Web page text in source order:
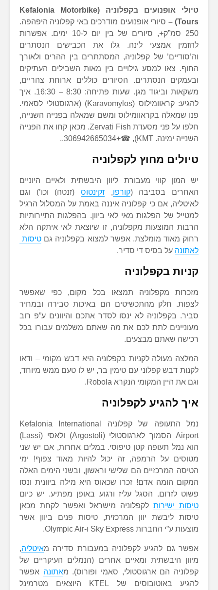
טיולי אופנועים בקפלוניה (Kefalonia Motorbike
Tours
) – סיורי אופנועים מודרכים באי קפלוניה היפהפה.
250 סמ”ק+, סיורים של בין יום ל-10 ימים. אפשרות
להזמין אמצעי לינה. גלו את הכבישים הנסתרים
וה’סודיים’ של קפלוניה, המסתתרים בין ההרים ולאורך
החוף. צאו למסע גילויים בין מאות השבילים העתיקים
ובעמקים הנסתרים. הסיורים כוללים ארוחת צהריים,
משקאות וביגוד מגן. שעות פתיחה: 8:30 – 16:30. איך
להגיע: קראוומילוס (Karavomylos) (ארגוסטולי לסאמי.
פנו שמאלה בקראוומילוס ומשם שמאלה בפנייה השנייה,
חלפו על פני מסעדת Zervati Fish. מכאן קחו את הפנייה
השנייה ימינה. KMT), ☎+306942665034..
טיולים מחוץ לקפלוניה
יש המון קווי מעבורת ליוון היבשתית ולאיים היוניים
האחרים בסביבה (קורפו, זקינטוס (זנטה) וכו’) וגם
לאיטליה, אם כי קפלוניה איננה באמת על המסלול הרגיל
למטייל של הפלגות מאי לאי ביוון. בהפלגות התיירותיות
הרבות המוצעות מקפלוניה, זו שיוצאת לאי איתקה הלא
רחוק מאוד מומלצת. אפשר למצוא בקפלוניה גם טיסות
לאתונה על בסיס די סדיר.
קניות בקפלוניה
מזכרות מקפלוניה תמצאו בכל מקום, כפי שאפשר
לצפות. חלק מהתכשיטים הם באיכות סבירה ובמחיר
סביר. בקפלוניה לא ינסו לסדר אתכם והיוונים ע”פ רוב
מעוניינים לתת לכם את מה שאתם משלמים עבורו בכל
רכישה שאתם מבצעים.
המלצה מעולה לקניות בקפלוניה היא דבש מקומי – ודאו
לקנות דבש קפלוני עם טימין בר, יש לו טעם ממש מיוחד,
וגם את היין המקומי הנקרא Robola.
איך להגיע לקפלוניה
נמל התעופה של קפלוניה Kefalonia International
Airport הסמוך לארגוסטולי (Argostoli) ולאסי (Lassi)
הוא נמל תעופה קטן טיפוסי. במלים אחרות, אם יש שני
מטוסים על הרמפה, זה יכול להיות מאוד צפוף! ימי
הטיסה המרכזיים הם שלישי וראשון, ובשני הימים האלה
המקום הומה אדם! זכרו שכאוס היא מילה ביוונית ונסו
פשוט לזרום. הסגל עליז ורגוע באופן מפתיע. יש כיום
טיסות ישירות לקפלוניה מישראל ואפשר לקחת מכאן
טיסות ליבשת יוון המרכזית, טיסות פנים ביוון אשר
מוצעות ע”י החברות Sky Express ו-Olympic Air.
אפשר גם להגיע לקפלוניה במעבורת סדירה מאיטליה,
מיוון היבשתית ומאיים אחרים (הנמלים העיקריים של
קפלוניה הם ארגוסטולי, סאמי ופורוס). מאתונה אפשר
להגיע באוטובוסים של KTEL היוצאים מטרמינל